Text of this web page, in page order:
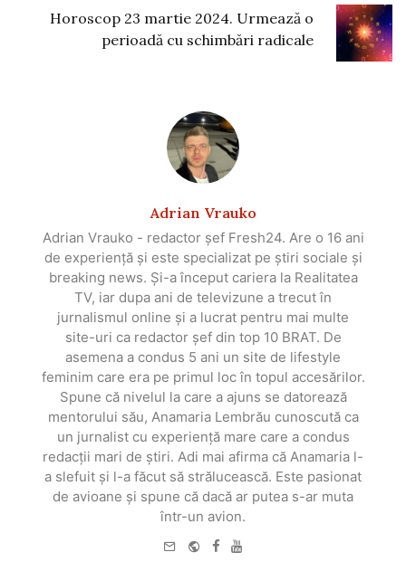
Horoscop 23 martie 2024. Urmează o
perioadă cu schimbări radicale
Adrian Vrauko
Adrian Vrauko - redactor șef Fresh24. Are o 16 ani
de experiență și este specializat pe știri sociale și
breaking news. Și-a început cariera la Realitatea
TV, iar dupa ani de televizune a trecut în
jurnalismul online și a lucrat pentru mai multe
site-uri ca redactor șef din top 10 BRAT. De
asemena a condus 5 ani un site de lifestyle
feminim care era pe primul loc în topul accesărilor.
Spune că nivelul la care a ajuns se datorează
mentorului său, Anamaria Lembrău cunoscută ca
un jurnalist cu experiență mare care a condus
redacții mari de știri. Adi mai afirma că Anamaria l-
a slefuit și l-a făcut să strălucească. Este pasionat
de avioane și spune că dacă ar putea s-ar muta
într-un avion.
e-
WebsiteFacebook